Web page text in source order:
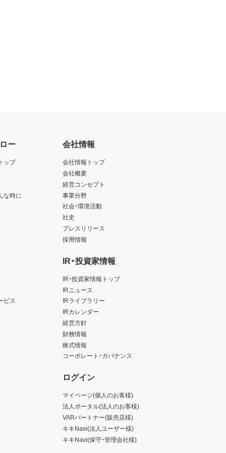
ー
ップ
な時に
ビス
会社情報
会社情報トップ
会社概要
経営コンセプト
事業分野
社会・環境活動
社史
プレスリリース
採用情報
IR・投資家情報
IR・投資家情報トップ
IRニュース
IRライブラリー
IRカレンダー
経営方針
財務情報
株式情報
コーポレート・ガバナンス
ログイン
マイページ(個人のお客様)
法人ポータル(法人のお客様)
VARパートナー(販売店様)
キキNavi(法人ユーザー様)
キキNavi(保守・管理会社様)